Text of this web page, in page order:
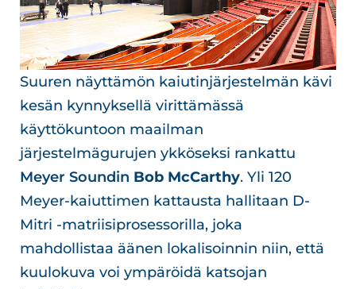
Suuren näyttämön kaiutinjärjestelmän kävi
kesän kynnyksellä virittämässä
käyttökuntoon maailman
järjestelmägurujen ykköseksi rankattu
Meyer Soundin Bob McCarthy. Yli 120
Meyer-kaiuttimen kattausta hallitaan D-
Mitri -matriisiprosessorilla, joka
mahdollistaa äänen lokalisoinnin niin, että
kuulokuva voi ympäröidä katsojan